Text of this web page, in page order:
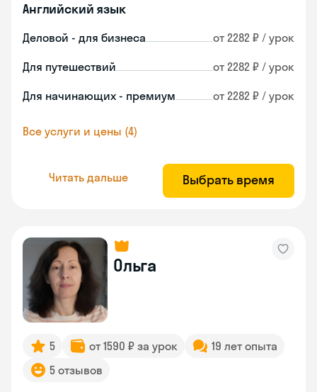
Английский язык
Деловой - для бизнеса от 2282 ₽ / урок
Для путешествий от 2282 ₽ / урок
Для начинающих - премиум от 2282 ₽ / урок
Все услуги и цены (4)
Читать дальше Выбрать время
Ольга
5 от 1590 ₽ за урок
19 лет опыта
5 отзывов